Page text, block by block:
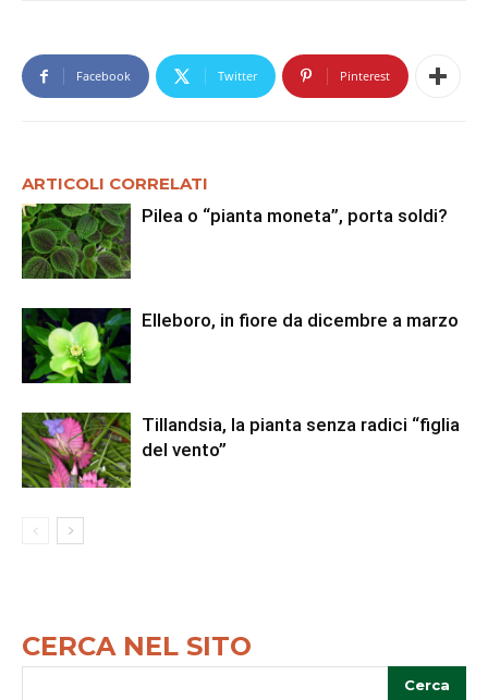
Facebook Twitter Pinterest
ARTICOLI CORRELATI
Pilea o “pianta moneta”, porta soldi?
Elleboro, in fiore da dicembre a marzo
Tillandsia, la pianta senza radici “figlia
del vento”
CERCA NEL SITO